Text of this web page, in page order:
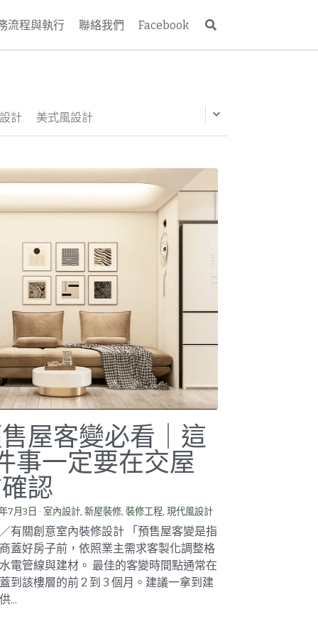
流程與執行 聯絡我們 Facebook
計 美式風設計
屋客變必看｜這
事一定要在交屋
認
7月3日 · 室內設計, 新屋裝修, 裝修工程, 現代風設計
有關創意室內裝修設計 「預售屋客變是指
蓋好房子前，依照業主需求客製化調整格
電管線與建材。 最佳的客變時間點通常在
到該樓層的前 2 到 3 個月。建議一拿到建
...